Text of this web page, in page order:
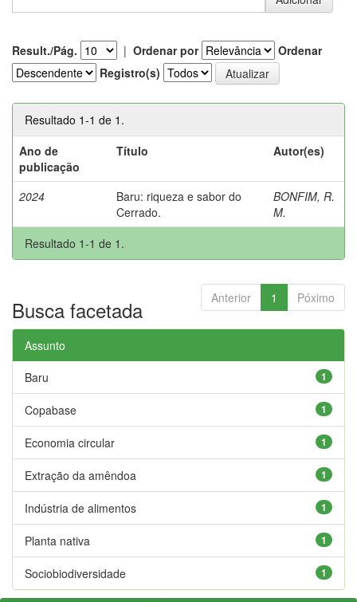
Result./Pág. | Ordenar por
Ordenar
Registro(s)
Resultado 1-1 de 1.
Ano de
publicação
Título Autor(es)
2024
Baru: riqueza e sabor do
Cerrado.
BONFIM, R.
M.
Resultado 1-1 de 1.
Anterior 1 Póximo
Busca facetada
Assunto
1
Baru
1
Copabase
1
Economia circular
1
Extração da amêndoa
1
Indústria de alimentos
1
Planta nativa
1
Sociobiodiversidade